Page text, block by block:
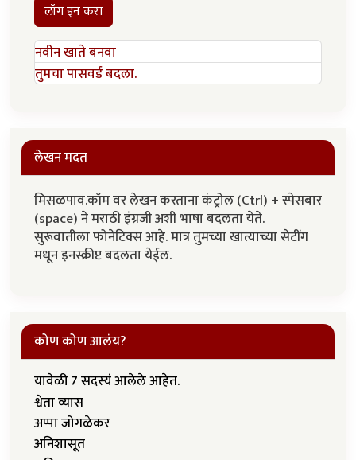
लॉग इन करा
नवीन खाते बनवा
तुमचा पासवर्ड बदला.
लेखन मदत
मिसळपाव.कॉम वर लेखन करताना कंट्रोल (Ctrl) + स्पेसबार
(space) ने मराठी इंग्रजी अशी भाषा बदलता येते.
सुरूवातीला फोनेटिक्स आहे. मात्र तुमच्या खात्याच्या सेटींग
मधून इनस्क्रीप्ट बदलता येईल.
कोण कोण आलंय?
यावेळी 7 सदस्यं आलेले आहेत.
श्वेता व्यास
अप्पा जोगळेकर
अनिशासूत